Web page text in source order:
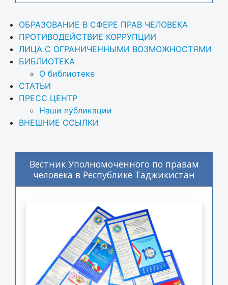
ОБРАЗОВАНИЕ В СФЕРЕ ПРАВ ЧЕЛОВЕКА
ПРОТИВОДЕЙСТВИЕ КОРРУПЦИИ
ЛИЦА С ОГРАНИЧЕННЫМИ ВОЗМОЖНОСТЯМИ
БИБЛИОТЕКА
О библиотеке
СТАТЬИ
ПРЕСС ЦЕНТР
Наши публикации
ВНЕШНИЕ ССЫЛКИ
Вестник Уполномоченного по правам
человека в Республике Таджикистан